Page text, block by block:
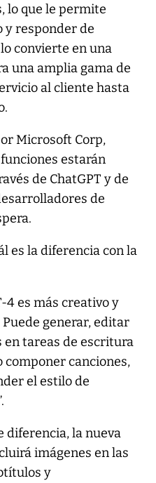
lo que le permite
y responder de
convierte en una
una amplia gama de
al cliente hasta
Microsoft Corp,
estarán
de ChatGPT y de
de
es la diferencia con la
4 es más creativo y
generar, editar
en tareas de escritura
componer canciones,
el estilo de
diferencia, la nueva
imágenes en las
y